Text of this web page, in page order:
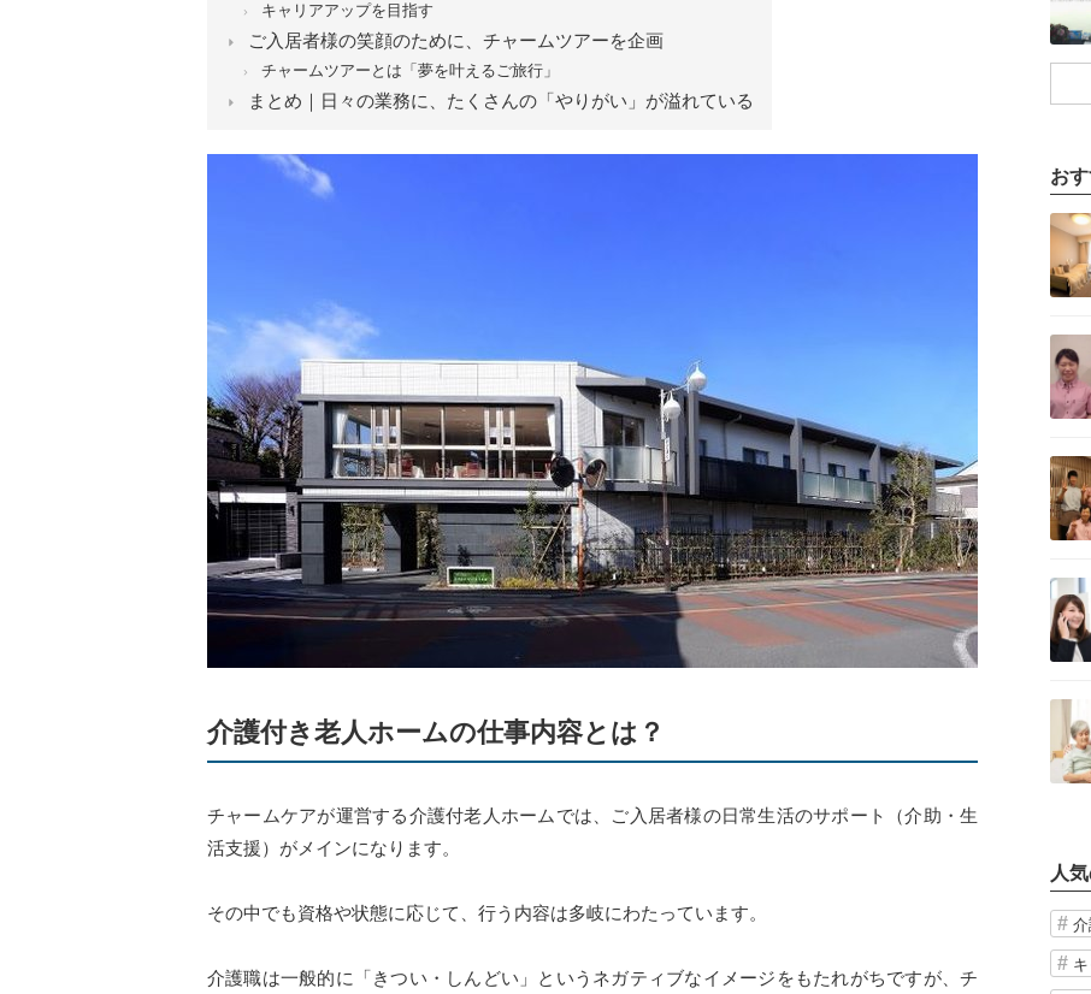
キャリアアップを目指す
ご入居者様の笑顔のために、チャームツアーを企画
チャームツアーとは「夢を叶えるご旅行」
まとめ｜日々の業務に、たくさんの「やりがい」が溢れている
介護付き老人ホームの仕事内容とは？
チャームケアが運営する介護付老人ホームでは、ご入居者様の日常生活のサポート（介助・生
活支援）がメインになります。
その中でも資格や状態に応じて、行う内容は多岐にわたっています。
介護職は一般的に「きつい・しんどい」というネガティブなイメージをもたれがちですが、チ
お
記事を読む
記事を読む
人